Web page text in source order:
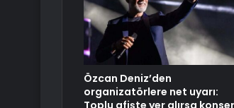
Özcan Deniz’den
organizatörlere net uyarı: